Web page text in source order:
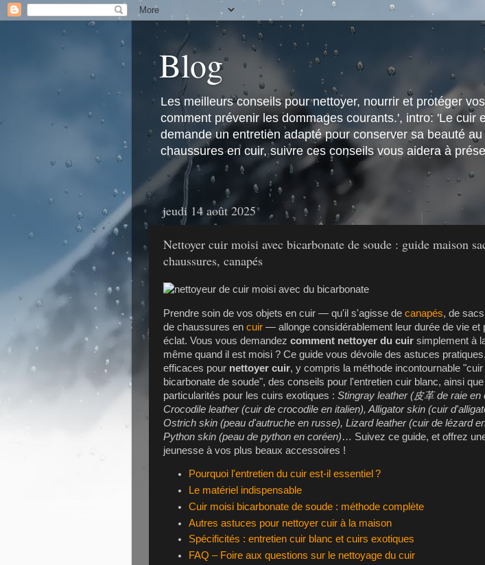
Blog
Les meilleurs conseils pour nettoyer, nourrir et protéger
comment prévenir les dommages courants.', intro: 'Le cuir
demande un entretien adapté pour conserver sa beauté
chaussures en cuir, suivre ces conseils vous aidera à
jeudi 14 août 2025
Nettoyer cuir moisi avec bicarbonate de soude : guide maison
chaussures, canapés
Prendre soin de vos objets en cuir — qu'il s'agisse de canapés, de
de chaussures en cuir — allonge considérablement leur durée de vie et
éclat. Vous vous demandez comment nettoyer du cuir simplement à
même quand il est moisi ? Ce guide vous dévoile des astuces
efficaces pour nettoyer cuir, y compris la méthode incontournable
bicarbonate de soude", des conseils pour l'entretien cuir blanc, ainsi
particularités pour les cuirs exotiques : Stingray leather (皮革 de raie en
Crocodile leather (cuir de crocodile en italien), Alligator skin (cuir
Ostrich skin (peau d'autruche en russe), Lizard leather (cuir de lézard
Python skin (peau de python en coréen)… Suivez ce guide, et offrez
jeunesse à vos plus beaux accessoires !
Pourquoi l'entretien du cuir est-il essentiel ?
Le matériel indispensable
Cuir moisi bicarbonate de soude : méthode complète
Autres astuces pour nettoyer cuir à la maison
Spécificités : entretien cuir blanc et cuirs exotiques
FAQ – Foire aux questions sur le nettoyage du cuir